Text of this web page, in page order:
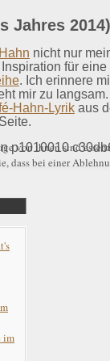
Jahres 2014)
nicht nur
für
. Ich erinnere
mir zu
Hahn-Lyrik aus
im
von ihnen sind
dass bei einer